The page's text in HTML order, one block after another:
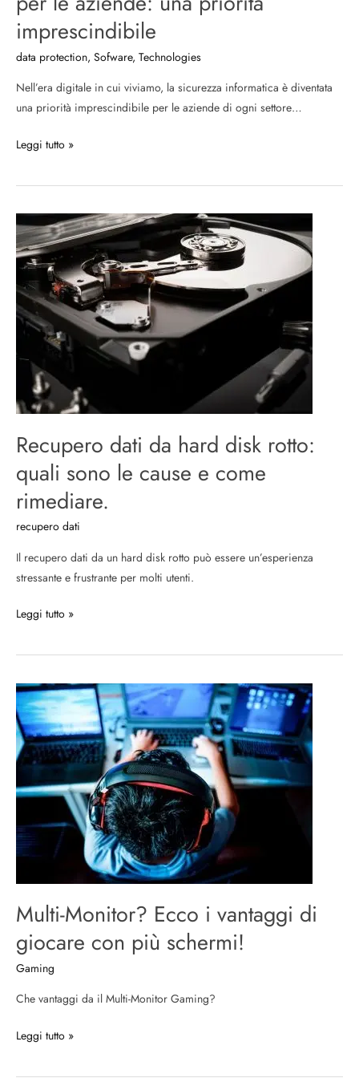
imprescindibile
data protection, Sofware, Technologies
Nell’era digitale in cui viviamo, la sicurezza informatica è diventata
una priorità imprescindibile per le aziende di ogni settore…
Leggi tutto »
Recupero dati da hard disk rotto:
quali sono le cause e come
rimediare.
recupero dati
Il recupero dati da un hard disk rotto può essere un’esperienza
stressante e frustrante per molti utenti.
Recupero
dati
da
hard
disk
rotto:
sono
cause
come
rimediare.
Leggi tutto »
Multi-Monitor? Ecco i vantaggi di
giocare con più schermi!
Gaming
Che vantaggi da il Multi-Monitor Gaming?
Multi-
Monitor?
Ecco
i
vantaggi
di
con
più
Leggi tutto »